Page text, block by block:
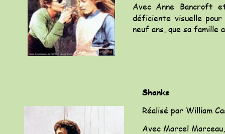
Shanks
Réalisé par William
Avec Marcel
Avec Anne Bancroft
déficiente visuelle pour
neuf ans, que sa famille